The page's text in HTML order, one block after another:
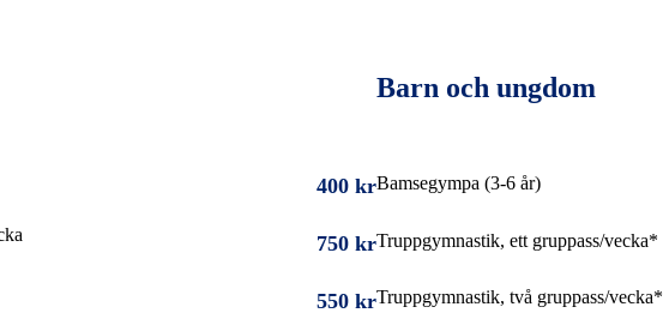
400 kr
750 kr
550 kr
Barn och ungdom
Bamsegympa (3-6 år)
Truppgymnastik, ett gruppass/vecka*
Truppgymnastik, två gruppass/vecka*